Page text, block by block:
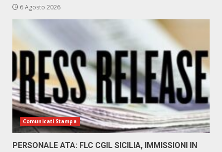
6 Agosto 2026
Comunicati Stampa
PERSONALE ATA: FLC CGIL SICILIA, IMMISSIONI IN